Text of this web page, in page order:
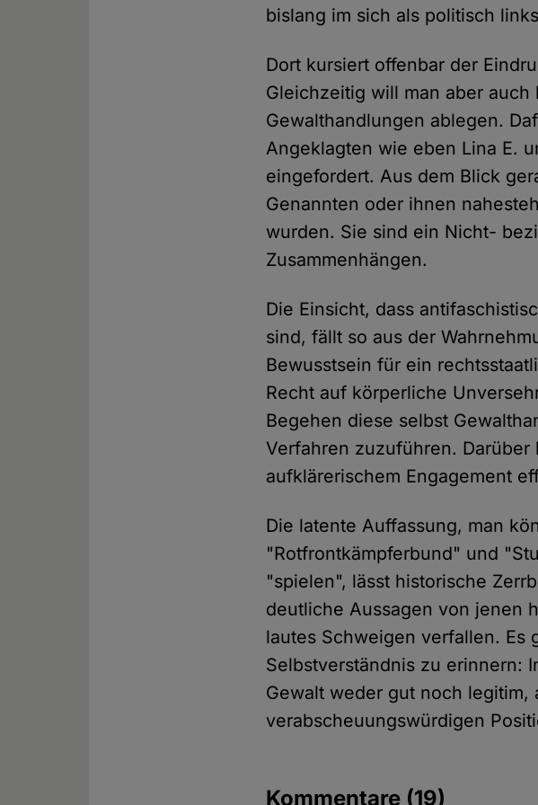
bislang im sich als politisch
Dort kursiert offenbar der
Gleichzeitig will man aber
Gewalthandlungen ablegen.
Angeklagten wie eben Lina E.
eingefordert. Aus dem Blick
Genannten oder ihnen
wurden. Sie sind ein Nicht-
Zusammenhängen.
Die Einsicht, dass
sind, fällt so aus der
Bewusstsein für ein
Recht auf körperliche
Begehen diese selbst
Verfahren zuzuführen.
aufklärerischem Engagement
Die latente Auffassung, man
"Rotfrontkämpferbund" und
"spielen", lässt historische
deutliche Aussagen von jenen
lautes Schweigen verfallen. Es
Selbstverständnis zu erinnern:
Gewalt weder gut noch
verabscheuungswürdigen
Kommentare (19)